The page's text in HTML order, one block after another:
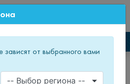
Пеналы Пенал
зависят от выбранного вами